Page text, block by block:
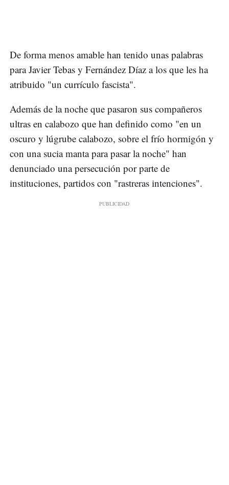
De forma menos amable han tenido unas palabras
para Javier Tebas y Fernández Díaz a los que les ha
atribuido "un currículo fascista".
Además de la noche que pasaron sus compañeros
ultras en calabozo que han definido como "en un
oscuro y lúgrube calabozo, sobre el frío hormigón y
con una sucia manta para pasar la noche" han
denunciado una persecución por parte de
instituciones, partidos con "rastreras intenciones".